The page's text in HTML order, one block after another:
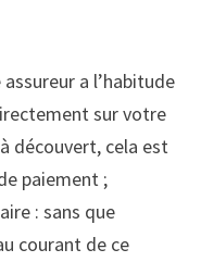
a l’habitude
sur votre
découvert, cela est
paiement ;
: sans que
courant de ce